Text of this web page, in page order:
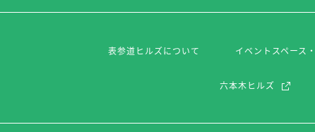
表参道ヒルズについて イベントスペース
六本木ヒルズ